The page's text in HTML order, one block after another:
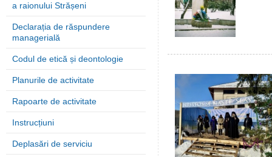
a raionului Strășeni
Declarația de răspundere
managerială
Codul de etică și deontologie
Planurile de activitate
Rapoarte de activitate
Instrucțiuni
Deplasări de serviciu